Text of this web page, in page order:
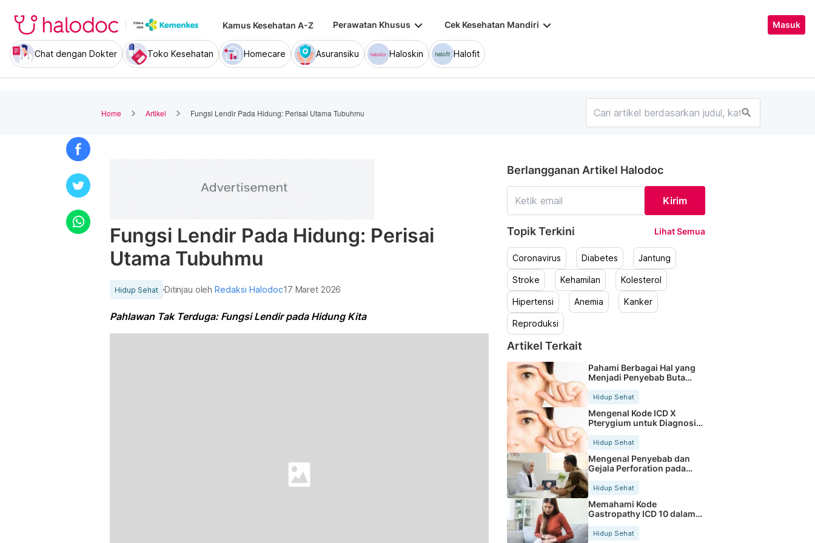
Kamus Kesehatan A-Z Perawatan Khusus keyboard_arrow_down Cek Kesehatan Mandiri keyboard_arrow_down Masuk
Chat dengan Dokter Toko Kesehatan Homecare Asuransiku Haloskin Halofit
Home Artikel Fungsi Lendir Pada Hidung: Perisai Utama Tubuhmu search
Fungsi Lendir Pada Hidung: Perisai
Utama Tubuhmu
Hidup Sehat Ditinjau olehRedaksi Halodoc17 Maret 2026
Pahlawan Tak Terduga: Fungsi Lendir pada Hidung Kita
Berlangganan Artikel Halodoc
Kirim
Topik Terkini Lihat Semua
Coronavirus Diabetes Jantung
Stroke Kehamilan Kolesterol
Hipertensi Anemia Kanker
Reproduksi
Artikel Terkait
Pahami Berbagai Hal yang
Menjadi Penyebab Buta
Hidup Sehat
Mengenal Kode ICD X
Pterygium untuk Diagnosis
Hidup Sehat
Mengenal Penyebab dan
Gejala Perforation pada
Tubuh
Hidup Sehat
Memahami Kode
Gastropathy ICD 10 dalam
Rekam Medis Pasien
Hidup Sehat